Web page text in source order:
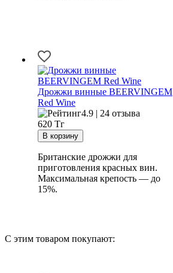
Дрожжи винные BEERVINGEM
Red Wine
4.9 | 24 отзыва
620 Тг
Британские дрожжи для
приготовления красных вин.
Максимальная крепость — до
15%.
С этим товаром покупают: